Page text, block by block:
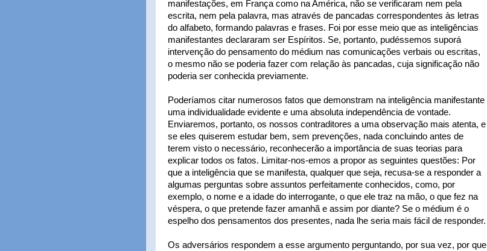
manifestações, em França como na América, não se verificaram nem pela
escrita, nem pela palavra, mas através de pancadas correspondentes às letras
do alfabeto, formando palavras e frases. Foi por esse meio que as inteligências
manifestantes declararam ser Espíritos. Se, portanto, pudéssemos suporá
intervenção do pensamento do médium nas comunicações verbais ou escritas,
o mesmo não se poderia fazer com relação às pancadas, cuja significação não
poderia ser conhecida previamente.
Poderíamos citar numerosos fatos que demonstram na inteligência manifestante
uma individualidade evidente e uma absoluta independência de vontade.
Enviaremos, portanto, os nossos contraditores a uma observação mais atenta, e
se eles quiserem estudar bem, sem prevenções, nada concluindo antes de
terem visto o necessário, reconhecerão a importância de suas teorias para
explicar todos os fatos. Limitar-nos-emos a propor as seguintes questões: Por
que a inteligência que se manifesta, qualquer que seja, recusa-se a responder a
algumas perguntas sobre assuntos perfeitamente conhecidos, como, por
exemplo, o nome e a idade do interrogante, o que ele traz na mão, o que fez na
véspera, o que pretende fazer amanhã e assim por diante? Se o médium é o
espelho dos pensamentos dos presentes, nada lhe seria mais fácil de responder.
Os adversários respondem a esse argumento perguntando, por sua vez, por que